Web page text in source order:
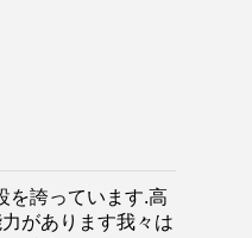
を誇っています.高
があります我々は